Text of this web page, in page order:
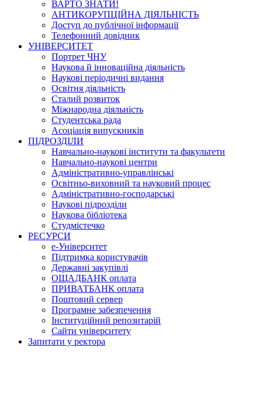
ВАРТО ЗНАТИ!
АНТИКОРУПЦІЙНА ДІЯЛЬНІСТЬ
Доступ до публічної інформації
Телефонний довідник
УНІВЕРСИТЕТ
Портрет ЧНУ
Наукова й інноваційна діяльність
Наукові періодичні видання
Освітня діяльність
Сталий розвиток
Міжнародна діяльність
Студентська рада
Асоціація випускників
ПІДРОЗДІЛИ
Навчально-наукові інститути та факультети
Навчально-наукові центри
Адміністративно-управлінські
Освітньо-виховний та науковий процес
Адміністративно-господарські
Наукові підрозділи
Наукова бібліотека
Студмістечко
РЕСУРСИ
е-Університет
Підтримка користувачів
Державні закупівлі
ОЩАДБАНК оплата
ПРИВАТБАНК оплата
Поштовий сервер
Програмне забезпечення
Інституційний репозитарій
Сайти університету
Запитати у ректора